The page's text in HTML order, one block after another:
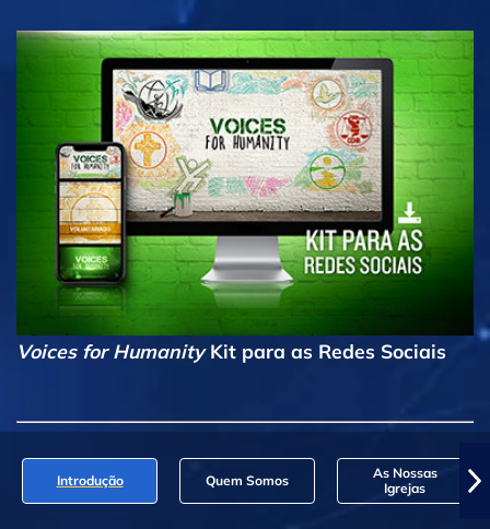
Voices for HumanityKit para as Redes Sociais
Introdução Quem Somos
As Nossas
Igrejas